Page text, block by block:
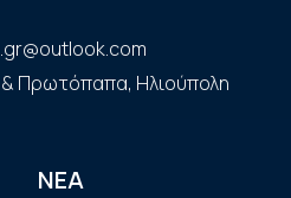
& Πρωτόπαπα, Ηλιούπολη
ΝΕΑ